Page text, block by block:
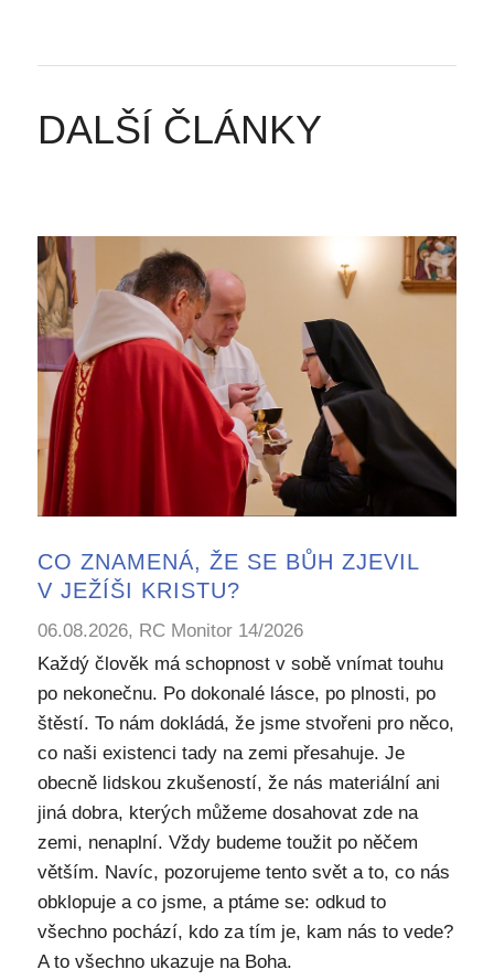
DALŠÍ ČLÁNKY
CO ZNAMENÁ, ŽE SE BŮH ZJEVIL
V JEŽÍŠI KRISTU?
06.08.2026, RC Monitor 14/2026
Každý člověk má schopnost v sobě vnímat touhu
po nekonečnu. Po dokonalé lásce, po plnosti, po
štěstí. To nám dokládá, že jsme stvořeni pro něco,
co naši existenci tady na zemi přesahuje. Je
obecně lidskou zkušeností, že nás materiální ani
jiná dobra, kterých můžeme dosahovat zde na
zemi, nenaplní. Vždy budeme toužit po něčem
větším. Navíc, pozorujeme tento svět a to, co nás
obklopuje a co jsme, a ptáme se: odkud to
všechno pochází, kdo za tím je, kam nás to vede?
A to všechno ukazuje na Boha.